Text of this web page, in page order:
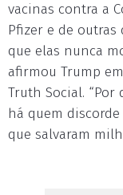
vacinas contra a
Pfizer e de outras
que elas nunca
afirmou Trump
Truth Social. “Por
há quem
que salvaram